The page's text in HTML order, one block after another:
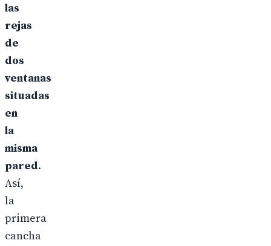
las
rejas
de
dos
ventanas
situadas
en
la
misma
pared.
Así,
la
primera
cancha